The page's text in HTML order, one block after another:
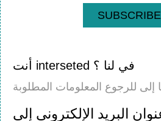
SUBSCRIBE
أنت interseted في لنا ؟
البريد الإلكتروني إلى